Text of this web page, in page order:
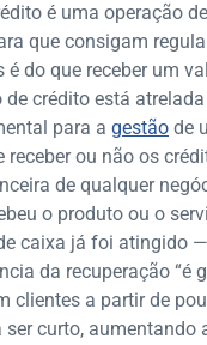
é uma operação
que consigam
do que receber um
crédito está
para a gestão de
ou não os
de qualquer
o produto ou o
caixa já foi atingido
da recuperação “é
clientes a partir de
curto, aumentando